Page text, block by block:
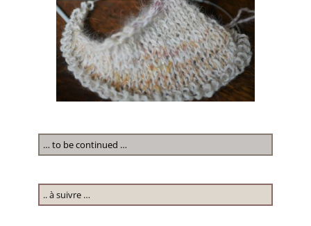
… to be continued …
.. à suivre …